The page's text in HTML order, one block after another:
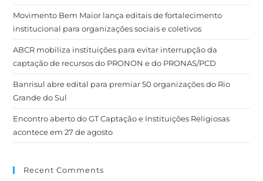
Movimento Bem Maior lança editais de fortalecimento
institucional para organizações sociais e coletivos
ABCR mobiliza instituições para evitar interrupção da
captação de recursos do PRONON e do PRONAS/PCD
Banrisul abre edital para premiar 50 organizações do Rio
Grande do Sul
Encontro aberto do GT Captação e Instituições Religiosas
acontece em 27 de agosto
Recent Comments